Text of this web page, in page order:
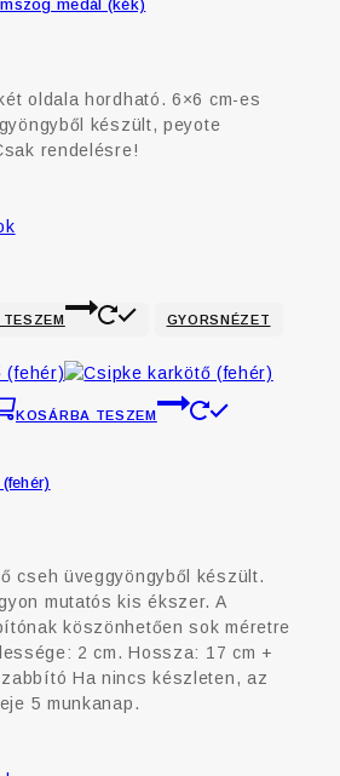
medál (kék)
oldala hordható. 6×6 cm-es
készült, peyote
rendelésre!
GYORSNÉZET
KOSÁRBA TESZEM
cseh üveggyöngyből készült.
mutatós kis ékszer. A
köszönhetően sok méretre
2 cm. Hossza: 17 cm +
Ha nincs készleten, az
5 munkanap.